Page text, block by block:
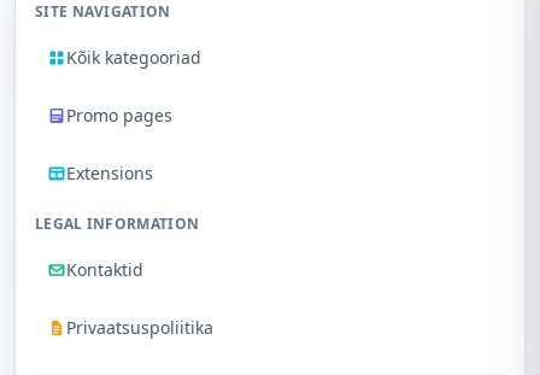
SITE NAVIGATION
Kõik kategooriad
Promo pages
Extensions
LEGAL INFORMATION
Kontaktid
Privaatsuspoliitika